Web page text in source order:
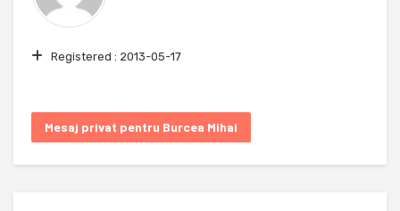
Registered : 2013-05-17
Mesaj privat pentru Burcea Mihai